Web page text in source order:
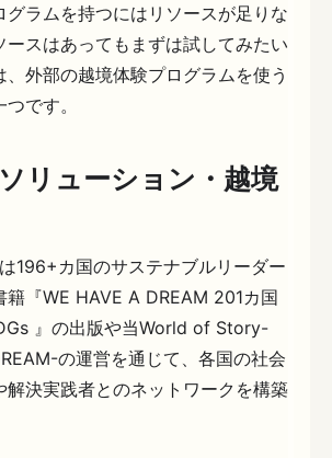
グラムを持つにはリソースが足りな
ースはあってもまずは試してみたい
、外部の越境体験プログラムを使う
です。
リューション・越境
196+カ国のサステナブルリーダー
籍『WE HAVE A DREAM 201カ国
』の出版や当World of Story-
の運営を通じて、各国の社会
解決実践者とのネットワークを構築